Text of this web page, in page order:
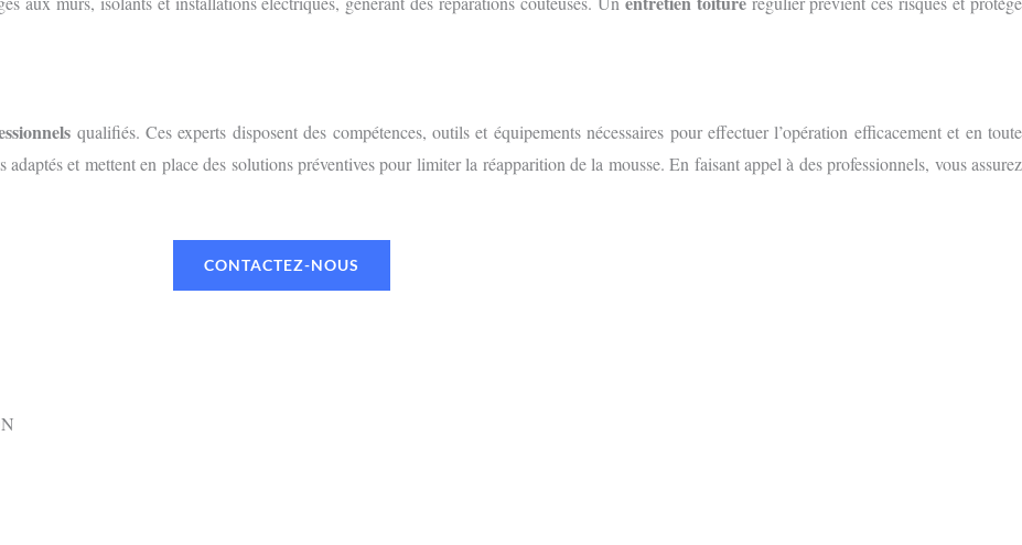
qualifiés. Ces experts disposent des compétences, outils et équipements nécessaires pour effectuer l’opération efficacement et en toute
et mettent en place des solutions préventives pour limiter la réapparition de la mousse. En faisant appel à des professionnels, vous assurez
CONTACTEZ-NOUS